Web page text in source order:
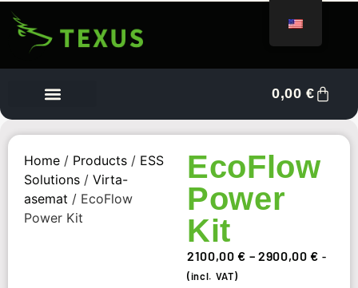
0,00€
Home / Products / ESS
Solutions / Virta-
asemat / EcoFlow
Power Kit
EcoFlow
Power
Kit
2100,00€ – 2900,00€ -
(incl. VAT)